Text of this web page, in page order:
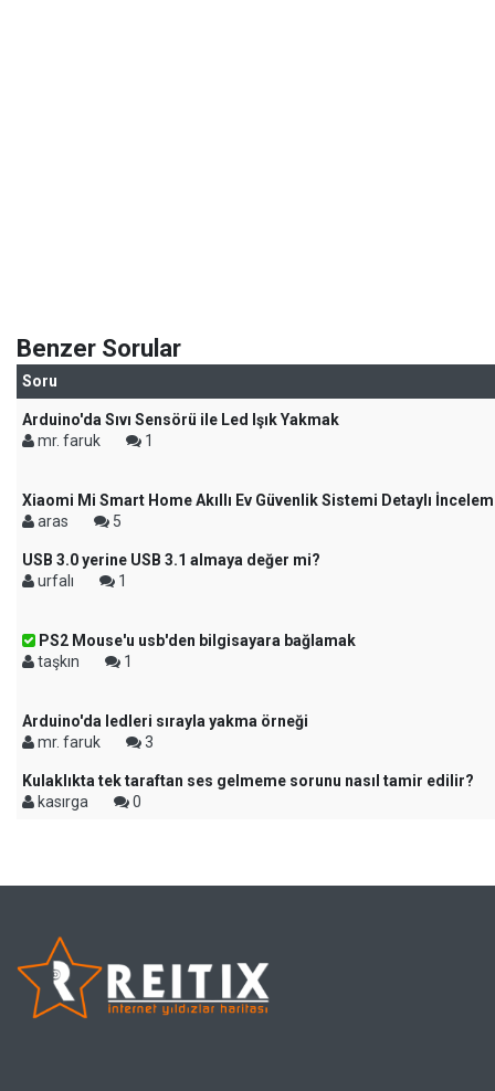
Benzer Sorular
Soru
Arduino'da Sıvı Sensörü ile Led Işık Yakmak
mr. faruk
1
Xiaomi Mi Smart Home Akıllı Ev Güvenlik Sistemi Detaylı
aras
5
USB 3.0 yerine USB 3.1 almaya değer mi?
urfalı
1
PS2 Mouse'u usb'den bilgisayara bağlamak
taşkın
1
Arduino'da ledleri sırayla yakma örneği
mr. faruk
3
Kulaklıkta tek taraftan ses gelmeme sorunu nasıl tamir edilir?
kasırga
0